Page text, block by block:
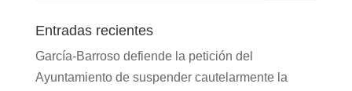
Entradas recientes
García-Barroso defiende la petición del
Ayuntamiento de suspender cautelarmente la